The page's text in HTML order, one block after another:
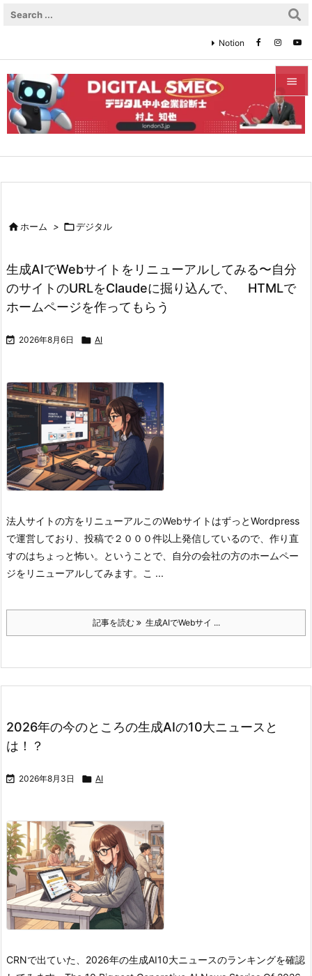


メニュ

検索
Notion
ホーム > デジタル
生成AIでWebサイトをリニューアルしてみる〜自分
のサイトのURLをClaudeに掘り込んで、 HTMLで
ホームページを作ってもらう
 2026年8月6日  AI
法人サイトの方をリニューアルこのWebサイトはずっとWordpress
で運営しており、投稿で２０００件以上発信しているので、作り直
すのはちょっと怖い。
ということで、自分の会社の方のホームペー
ジをリニューアルしてみます。こ ...
記事を読む 生成AIでWebサイ ...
2026年の今のところの生成AIの10大ニュースと
は！？
 2026年8月3日  AI
CRNで出ていた、2026年の生成AI10大ニュースのランキングを確認